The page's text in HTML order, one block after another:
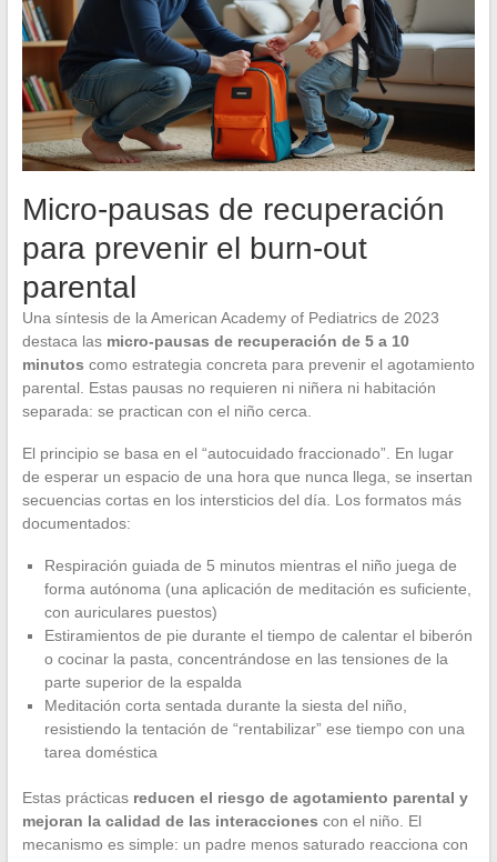
Micro-pausas de recuperación
para prevenir el burn-out
parental
Una síntesis de la American Academy of Pediatrics de 2023
destaca las micro-pausas de recuperación de 5 a 10
minutos como estrategia concreta para prevenir el agotamiento
parental. Estas pausas no requieren ni niñera ni habitación
separada: se practican con el niño cerca.
El principio se basa en el “autocuidado fraccionado”. En lugar
de esperar un espacio de una hora que nunca llega, se insertan
secuencias cortas en los intersticios del día. Los formatos más
documentados:
Respiración guiada de 5 minutos mientras el niño juega de
forma autónoma (una aplicación de meditación es suficiente,
con auriculares puestos)
Estiramientos de pie durante el tiempo de calentar el biberón
o cocinar la pasta, concentrándose en las tensiones de la
parte superior de la espalda
Meditación corta sentada durante la siesta del niño,
resistiendo la tentación de “rentabilizar” ese tiempo con una
tarea doméstica
Estas prácticas reducen el riesgo de agotamiento parental y
mejoran la calidad de las interacciones con el niño. El
mecanismo es simple: un padre menos saturado reacciona con